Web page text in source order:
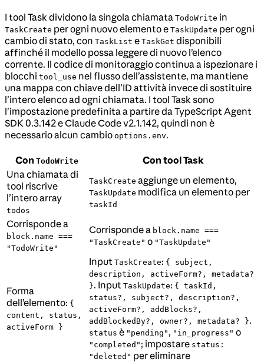
I tool Task dividono la singola chiamata TodoWrite in
TaskCreate per ogni nuovo elemento e TaskUpdate per ogni
cambio di stato, con TaskList e TaskGet disponibili
affinché il modello possa leggere di nuovo l’elenco
corrente. Il codice di monitoraggio continua a ispezionare i
blocchi tool_use nel flusso dell’assistente, ma mantiene
una mappa con chiave dell’ID attività invece di sostituire
l’intero elenco ad ogni chiamata. I tool Task sono
l’impostazione predefinita a partire da TypeScript Agent
SDK 0.3.142 e Claude Code v2.1.142, quindi non è
necessario alcun cambio options.env.
Con TodoWrite
Con tool Task
Una chiamata di
tool riscrive
l’intero array
todos
TaskCreate aggiunge un elemento,
TaskUpdate modifica un elemento per
taskId
Corrisponde a
block.name ===
"TodoWrite"
Corrisponde a block.name ===
"TaskCreate" o "TaskUpdate"
Forma
dell’elemento: {
content, status,
activeForm }
Input TaskCreate: { subject,
description, activeForm?, metadata?
}. Input TaskUpdate: { taskId,
status?, subject?, description?,
activeForm?, addBlocks?,
addBlockedBy?, owner?, metadata? }.
status è "pending" , "in_progress" o
"completed" ; impostare status:
"deleted" per eliminare